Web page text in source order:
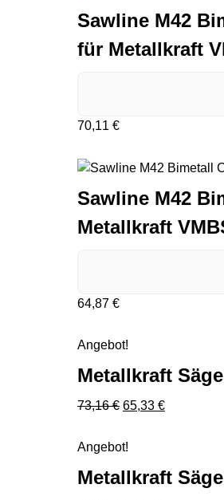
Sawline M42
für Metallkraft
70,11 €
Sawline M42
Metallkraft
64,87 €
Angebot!
Metallkraft
73,16€ Ursprünglicher
65,33 €Aktueller
Angebot!
Metallkraft